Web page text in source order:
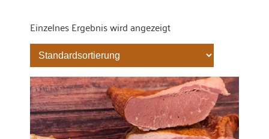
Einzelnes Ergebnis wird angezeigt